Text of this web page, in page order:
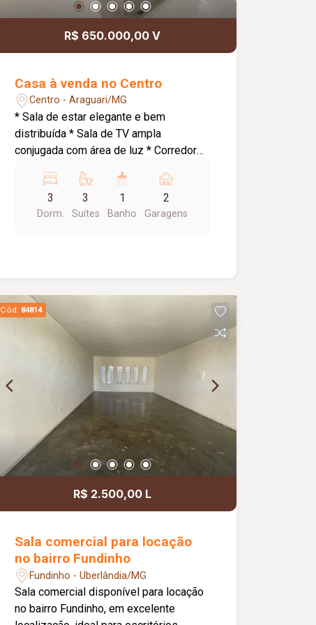
R$ 650.000,00 V
Casa à venda no Centro
Centro - Araguari/MG
* Sala de estar elegante e bem
distribuída * Sala de TV ampla
conjugada com área de luz * Corredor
suíte, sendo: * Suíte master com
armários planejados e banheira de
hidromassagem * 1 suíte com armários
Banheiro social * Garagem para 2 carros
pequenos * Portão eletrônico * 2
interfones para maior comodidade e
atendendo as 3 suítes, proporcionando
mais economia e eficiência energética
3
Dorm.
3
Suítes
1
Banho
2
Garagens
Cód. 84814
R$ 2.500,00 L
Sala comercial para locação
no bairro Fundinho
Fundinho - Uberlândia/MG
Sala comercial disponível para locação
no bairro Fundinho, em excelente